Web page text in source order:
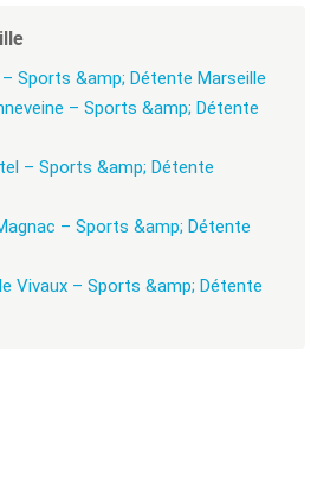
Sports &amp; Détente Marseille
– Sports &amp; Détente
– Sports &amp; Détente
– Sports &amp; Détente
Vivaux – Sports &amp; Détente